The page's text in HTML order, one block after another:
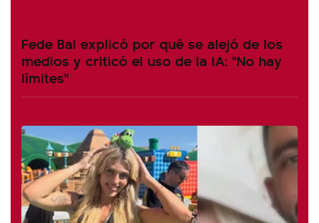
Fede Bal explicó por qué se alejó de los
medios y criticó el uso de la IA: "No hay
límites"